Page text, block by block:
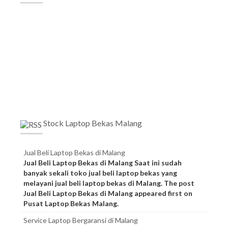
Stock Laptop Bekas Malang
Jual Beli Laptop Bekas di Malang
Jual Beli Laptop Bekas di Malang Saat ini sudah
banyak sekali toko jual beli laptop bekas yang
melayani jual beli laptop bekas di Malang. The post
Jual Beli Laptop Bekas di Malang appeared first on
Pusat Laptop Bekas Malang.
Service Laptop Bergaransi di Malang